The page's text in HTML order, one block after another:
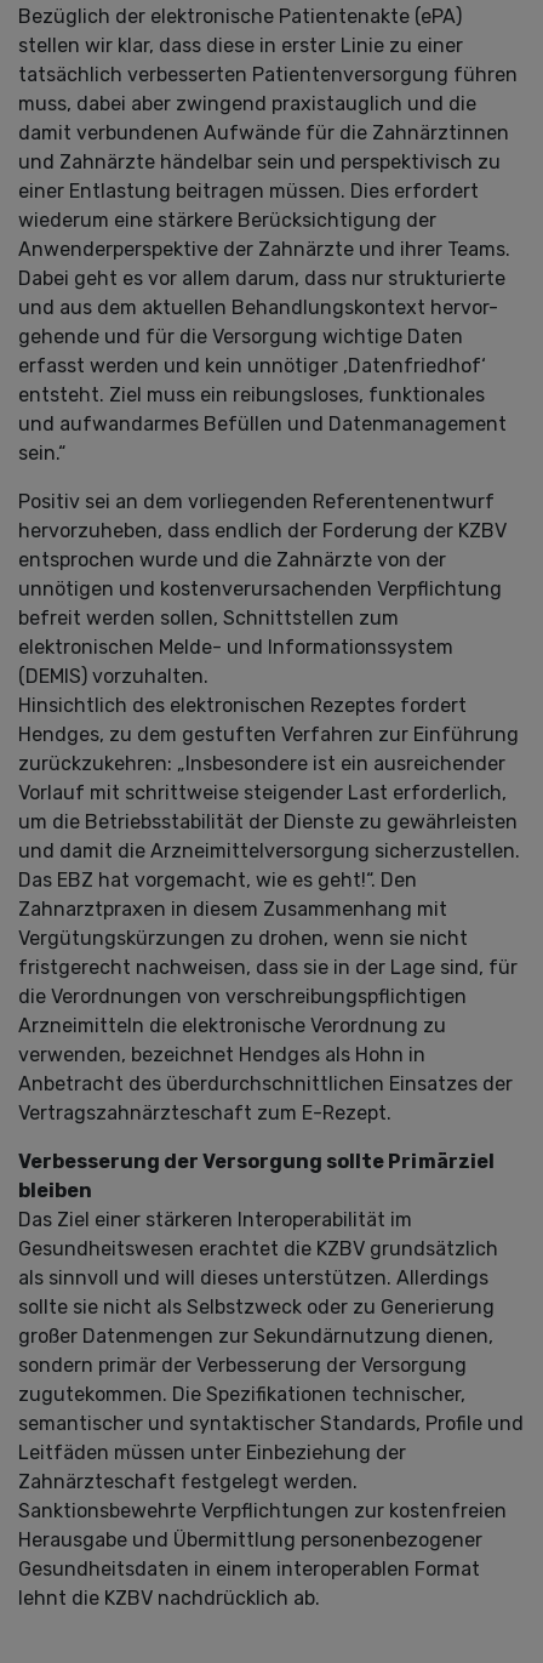
Bezüglich der elektronische Patientenakte (ePA)
stellen wir klar, dass diese in erster Linie zu einer
tatsächlich verbesserten Patientenversorgung führen
muss, dabei aber zwingend praxistauglich und die
damit verbundenen Aufwände für die Zahnärztinnen
und Zahnärzte händelbar sein und perspektivisch zu
einer Entlastung beitragen müssen. Dies erfordert
wiederum eine stärkere Berücksichtigung der
Anwenderperspektive der Zahnärzte und ihrer Teams.
Dabei geht es vor allem darum, dass nur strukturierte
und aus dem aktuellen Behandlungskontext hervor-
gehende und für die Versorgung wichtige Daten
erfasst werden und kein unnötiger ‚Datenfriedhof‘
entsteht. Ziel muss ein reibungsloses, funktionales
und aufwandarmes Befüllen und Datenmanagement
sein.“
Positiv sei an dem vorliegenden Referentenentwurf
hervorzuheben, dass endlich der Forderung der KZBV
entsprochen wurde und die Zahnärzte von der
unnötigen und kostenverursachenden Verpflichtung
befreit werden sollen, Schnittstellen zum
elektronischen Melde- und Informationssystem
(DEMIS) vorzuhalten.
Hinsichtlich des elektronischen Rezeptes fordert
Hendges, zu dem gestuften Verfahren zur Einführung
zurückzukehren: „Insbesondere ist ein ausreichender
Vorlauf mit schrittweise steigender Last erforderlich,
um die Betriebsstabilität der Dienste zu gewährleisten
und damit die Arzneimittelversorgung sicherzustellen.
Das EBZ hat vorgemacht, wie es geht!“. Den
Zahnarztpraxen in diesem Zusammenhang mit
Vergütungskürzungen zu drohen, wenn sie nicht
fristgerecht nachweisen, dass sie in der Lage sind, für
die Verordnungen von verschreibungspflichtigen
Arzneimitteln die elektronische Verordnung zu
verwenden, bezeichnet Hendges als Hohn in
Anbetracht des überdurchschnittlichen Einsatzes der
Vertragszahnärzteschaft zum E-Rezept.
Verbesserung der Versorgung sollte Primärziel
bleiben
Das Ziel einer stärkeren Interoperabilität im
Gesundheitswesen erachtet die KZBV grundsätzlich
als sinnvoll und will dieses unterstützen. Allerdings
sollte sie nicht als Selbstzweck oder zu Generierung
großer Datenmengen zur Sekundärnutzung dienen,
sondern primär der Verbesserung der Versorgung
zugutekommen. Die Spezifikationen technischer,
semantischer und syntaktischer Standards, Profile und
Leitfäden müssen unter Einbeziehung der
Zahnärzteschaft festgelegt werden.
Sanktionsbewehrte Verpflichtungen zur kostenfreien
Herausgabe und Übermittlung personenbezogener
Gesundheitsdaten in einem interoperablen Format
lehnt die KZBV nachdrücklich ab.